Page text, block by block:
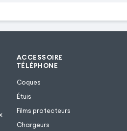
ACCESSOIRE
TÉLÉPHONE
Coques
Étuis
Films protecteurs
Chargeurs